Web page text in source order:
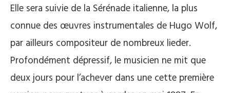
Elle sera suivie de la Sérénade italienne, la plus
connue des œuvres instrumentales de Hugo Wolf,
par ailleurs compositeur de nombreux lieder.
Profondément dépressif, le musicien ne mit que
deux jours pour l’achever dans une cette première